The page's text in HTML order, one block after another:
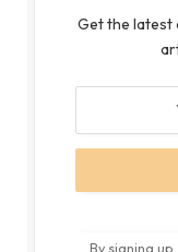
Get the latest
By signing